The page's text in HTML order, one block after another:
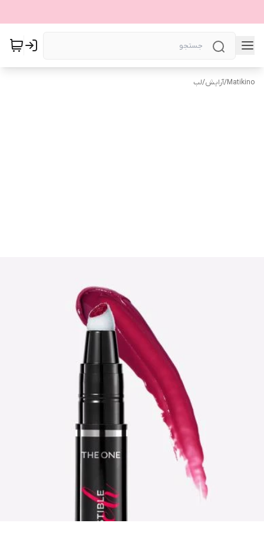
Matikino
/آرایش/لب